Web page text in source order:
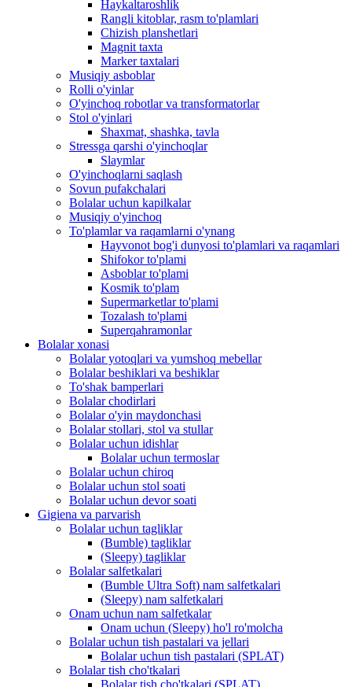
Haykaltaroshlik
Rangli kitoblar, rasm to'plamlari
Chizish planshetlari
Magnit taxta
Marker taxtalari
Musiqiy asboblar
Rolli o'yinlar
O'yinchoq robotlar va transformatorlar
Stol o'yinlari
Shaxmat, shashka, tavla
Stressga qarshi o'yinchoqlar
Slaymlar
O'yinchoqlarni saqlash
Sovun pufakchalari
Bolalar uchun kapilkalar
Musiqiy o'yinchoq
To'plamlar va raqamlarni o'ynang
Hayvonot bog'i dunyosi to'plamlari va raqamlari
Shifokor to'plami
Asboblar to'plami
Kosmik to'plam
Supermarketlar to'plami
Tozalash to'plami
Superqahramonlar
Bolalar xonasi
Bolalar yotoqlari va yumshoq mebellar
Bolalar beshiklari va beshiklar
To'shak bamperlari
Bolalar chodirlari
Bolalar o'yin maydonchasi
Bolalar stollari, stol va stullar
Bolalar uchun idishlar
Bolalar uchun termoslar
Bolalar uchun chiroq
Bolalar uchun stol soati
Bolalar uchun devor soati
Gigiena va parvarish
Bolalar uchun tagliklar
(Bumble) tagliklar
(Sleepy) tagliklar
Bolalar salfetkalari
(Bumble Ultra Soft) nam salfetkalari
(Sleepy) nam salfetkalari
Onam uchun nam salfetkalar
Onam uchun (Sleepy) ho'l ro'molcha
Bolalar uchun tish pastalari va jellari
Bolalar uchun tish pastalari (SPLAT)
Bolalar tish cho'tkalari
Bolalar tish cho'tkalari (SPLAT)